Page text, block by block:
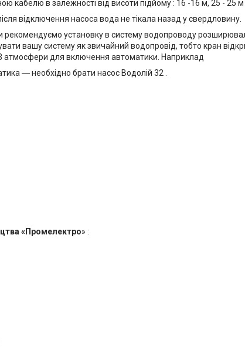
кабелю в залежності від висоти підйому : 16 -16 м, 25 - 25 м
відключення насоса вода не тікала назад у свердловину.
установку в систему водопроводу
вашу систему як звичайний водопровід, тобто кран
атмосфери для включення автоматики. Наприклад
― необхідно брати насос Водолій 32 .
«Промелектро» :